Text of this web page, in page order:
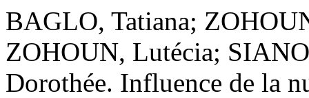
BAGLO, Tatiana;
ZOHOUN, Lutécia;
Dorothée. Influence de la